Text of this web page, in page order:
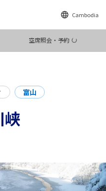
Cambodia
空席照会・予約
富山
峡